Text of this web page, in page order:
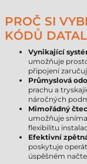
PROČ SI
KÓDŮ
Vynikající
umožňuje
připojení
Průmyslová
prachu a
náročných
Mimořádný
umožňuje
flexibilitu
Efektivní
poskytuje
úspěšném